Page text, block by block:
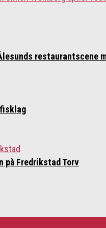
restaurantscene
på Fredrikstad Torv